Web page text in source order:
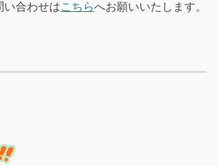
い合わせはこちらへお願いいたします。